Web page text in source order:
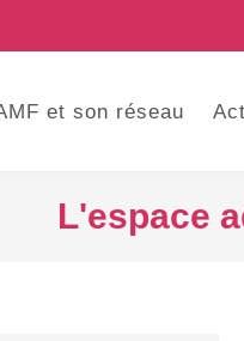
et son réseau
L'espace